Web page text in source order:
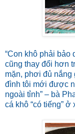
“Con khô phải
cũng thay đổi hơn
mặn, phơi đủ
đình tôi mới được
ngoài tỉnh” – bà
cá khô “có tiếng”